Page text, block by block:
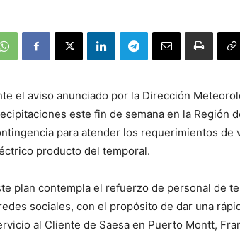
el aviso anunciado por la Dirección
este fin de semana en la Región
para atender los requerimientos
producto del temporal.
plan contempla el refuerzo de personal de
sociales, con el propósito de dar una
al Cliente de Saesa en Puerto Montt,